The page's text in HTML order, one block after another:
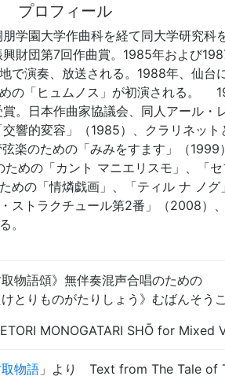
プロフィール
学園大学作曲科を経て同大学研究科
財団第7回作曲賞。1985年および
で演奏、放送される。1988年、仙
の「ヒュムノス」が初演される。
。日本作曲家協議会、同人アール
響的変容」（1985）、クラリネッ
弦楽のための「みみをすます」（
ための「カント マニエリスモ」、「
めの「情燐戯画」、「ティル ナ ノ
ストラクチュール第2番」（2008
。
取物語頌》無伴奏混声合唱のための
けとりものがたりしょう》むばんそ
MONOGATARI SHŌ for Mixed
物語 」 より Text from The Tale of